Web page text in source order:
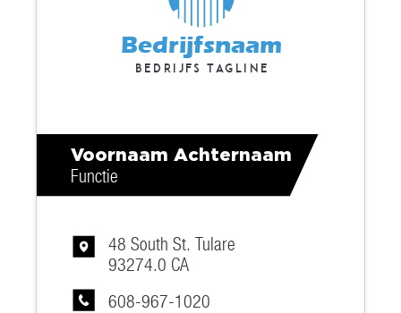
608-967-1020
48 South St. Tulare
93274.0 CA
Voornaam Achternaam
Functie
Bedrijfsnaam
Bedrijfs tagline